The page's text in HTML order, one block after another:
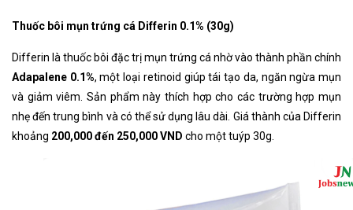
Thuốc bôi mụn trứng cá Differin 0.1% (30g)
Differin là thuốc bôi đặc trị mụn trứng cá nhờ vào thành phần chính
Adapalene 0.1%, một loại retinoid giúp tái tạo da, ngăn ngừa mụn
và giảm viêm. Sản phẩm này thích hợp cho các trường hợp mụn
nhẹ đến trung bình và có thể sử dụng lâu dài. Giá thành của Differin
khoảng 200,000 đến 250,000 VND cho một tuýp 30g.